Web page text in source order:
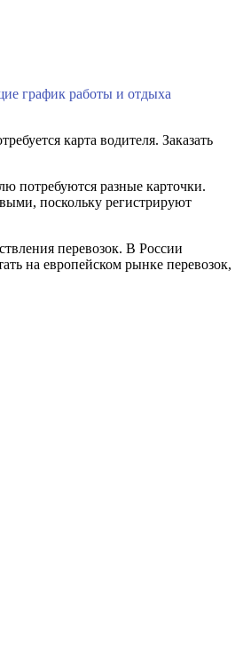
график работы и отдыха
карта водителя. Заказать
потребуются разные карточки.
поскольку регистрируют
перевозок. В России
на европейском рынке перевозок,